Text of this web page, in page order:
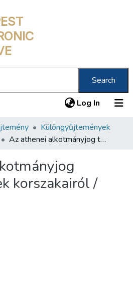
Search
Log In (current)
Különgyűjtemények
Az athenei alkotmányjog történelmének korszakairól /
korszakairól /